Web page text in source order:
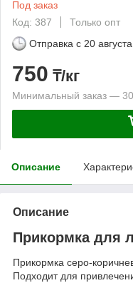
Под заказ
Код: 387
Только опт
Отправка с 20
750 ₸/кг
Минимальный заказ — 30
Описание
Описание
Прикормка для
Прикормка серо-
Подходит для